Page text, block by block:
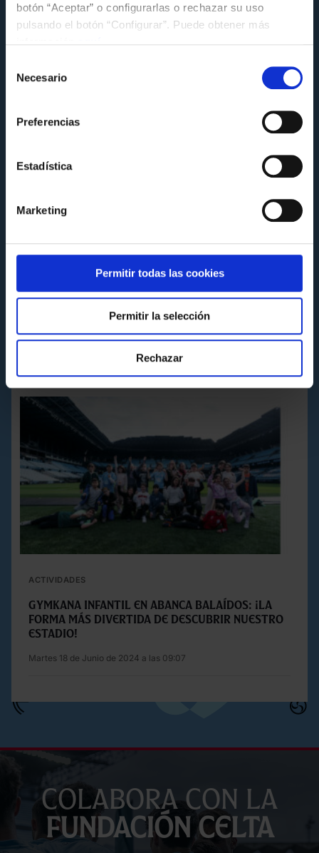
botón “Aceptar” o configurarlas o rechazar su uso
pulsando el botón “Configurar”. Puede obtener más
Necesario
Preferencias
Estadística
Marketing
Permitir todas las cookies
Permitir la selección
Rechazar
Resumen de la primera Fase de LALIGA
ACTIVIDADES
Gymkana Infantil en Abanca Balaídos: ¡la
forma más divertida de descubrir nuestro
estadio!
Martes 18 de Junio de 2024 a las 09:07
Colabora con la
Fundación Celta